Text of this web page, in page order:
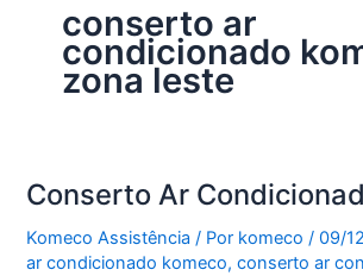
conserto ar
condicionado
zona leste
Conserto Ar
Komeco Assistência / Por komeco/09/
ar condicionado komeco,conserto ar